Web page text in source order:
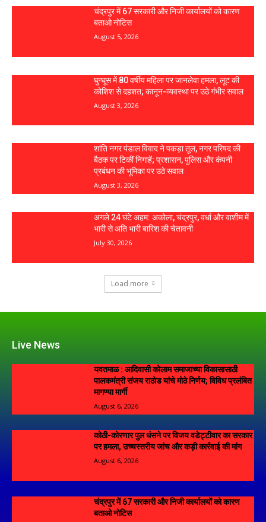
चंद्रपुर में 67 सरकारी और निजी कार्यालयों को कारण
बताओ नोटिस
August 5, 2026
घुग्घूस में 80 वर्षीय महिला पर जानलेवा हमला, लूट की
कोशिश से दहशत; कानून-व्यवस्था पर उठे गंभीर सवाल
August 3, 2026
शांति नगर पंडाल विवाद ने पकड़ा तूल, नगर परिषद की
बैठक पर टिकीं निगाहें; प्रशासन, पुलिस और कंपनी
प्रबंधन की भूमिका पर उठे सवाल
August 3, 2026
अगले 24 घंटे अहम: अकोला, चंद्रपुर, वर्धा और वाशीम में
भारी से अति भारी बारिश की चेतावनी
July 30, 2026
Load more
Live News
यवतमाळ : आदिवासी कोलाम समाजाच्या विकासासाठी
पालकमंत्री संजय राठोड यांचे मोठे निर्णय; विविध प्रलंबित
मागण्या मार्गी
August 6, 2026
कोठी-कोरणार पुल धंसने पर विजय वडेट्टीवार का सरकार
पर हमला, उच्चस्तरीय जांच और कड़ी कार्रवाई की मांग
August 6, 2026
चंद्रपुर में 67 सरकारी और निजी कार्यालयों को कारण
बताओ नोटिस